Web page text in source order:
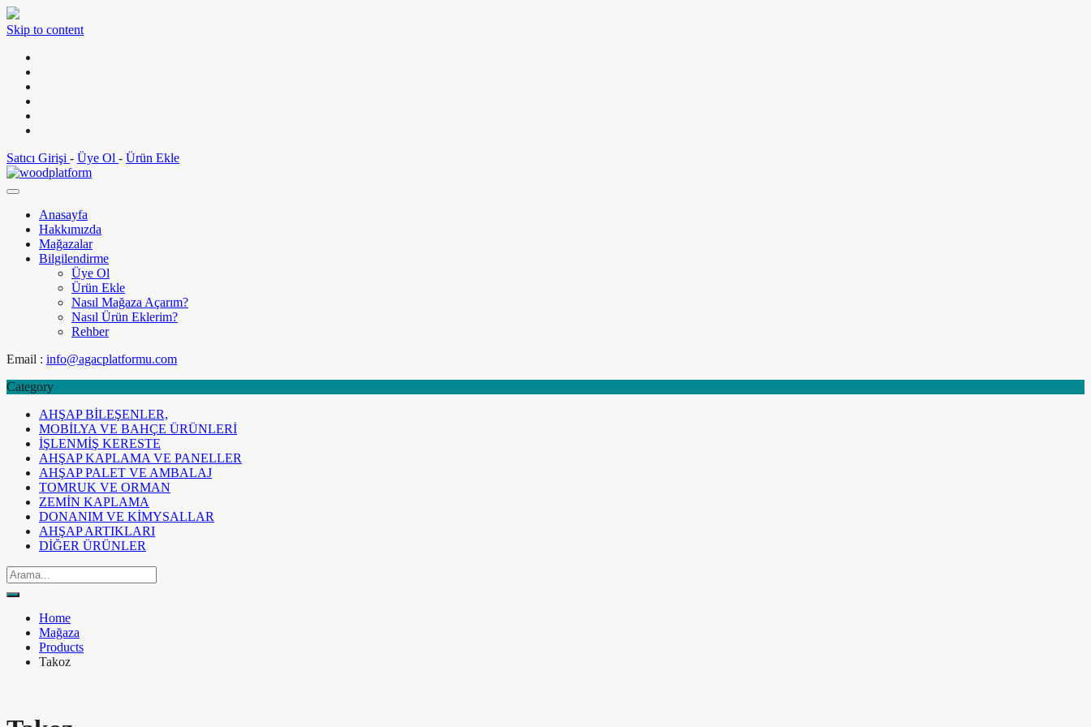
Skip to content
Satıcı Girişi - Üye Ol - Ürün Ekle
Anasayfa
Hakkımızda
Mağazalar
Bilgilendirme
Üye Ol
Ürün Ekle
Nasıl Mağaza Açarım?
Nasıl Ürün Eklerim?
Rehber
Email : info@agacplatformu.com
Category
AHŞAP BİLEŞENLER,
MOBİLYA VE BAHÇE ÜRÜNLERİ
İŞLENMİŞ KERESTE
AHŞAP KAPLAMA VE PANELLER
AHŞAP PALET VE AMBALAJ
TOMRUK VE ORMAN
ZEMİN KAPLAMA
DONANIM VE KİMYSALLAR
AHŞAP ARTIKLARI
DİĞER ÜRÜNLER
Home
Mağaza
Products
Takoz